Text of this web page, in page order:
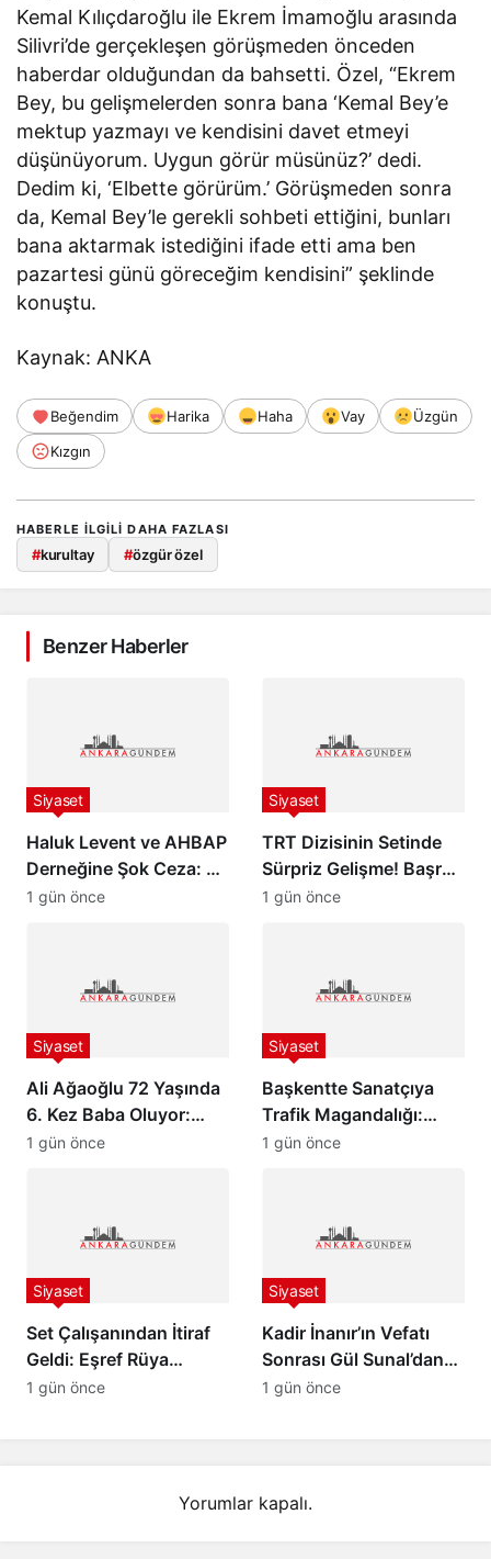
Kemal Kılıçdaroğlu ile Ekrem İmamoğlu arasında
Silivri’de gerçekleşen görüşmeden önceden
haberdar olduğundan da bahsetti. Özel, “Ekrem
Bey, bu gelişmelerden sonra bana ‘Kemal Bey’e
mektup yazmayı ve kendisini davet etmeyi
düşünüyorum. Uygun görür müsünüz?’ dedi.
Dedim ki, ‘Elbette görürüm.’ Görüşmeden sonra
da, Kemal Bey’le gerekli sohbeti ettiğini, bunları
bana aktarmak istediğini ifade etti ama ben
pazartesi günü göreceğim kendisini” şeklinde
konuştu.
Kaynak: ANKA
Beğendim Harika Haha Vay
Üzgün
Kızgın
HABERLE ILGILI DAHA FAZLASI
#kurultay #özgür özel
Benzer Haberler
Haluk Levent ve AHBAP
Derneğine Şok Ceza: 70
Milyon TL İdari Para
Siyaset
1 gün önce
TRT Dizisinin Setinde
Sürpriz Gelişme! Başrol
Oyuncusu Gözaltına
Siyaset
1 gün önce
Ali Ağaoğlu 72 Yaşında
6. Kez Baba Oluyor:
Sevgilisine Dudak
Siyaset
1 gün önce
Başkentte Sanatçıya
Trafik Magandalığı:
İsmail Altunsaray ile
Siyaset
1 gün önce
Set Çalışanından İtiraf
Geldi: Eşref Rüya
Dizisinin Asıl Bitme
Siyaset
1 gün önce
Kadir İnanır’ın Vefatı
Sonrası Gül Sunal’dan
Duygulandıran İtiraf
Siyaset
1 gün önce
Yorumlar kapalı.